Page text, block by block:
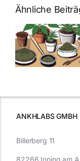
Ähnliche
Was
ANKHLABS GMBH
Billerberg 11